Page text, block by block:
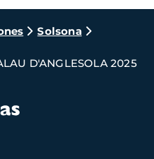
Solsona
D'ANGLESOLA 2025